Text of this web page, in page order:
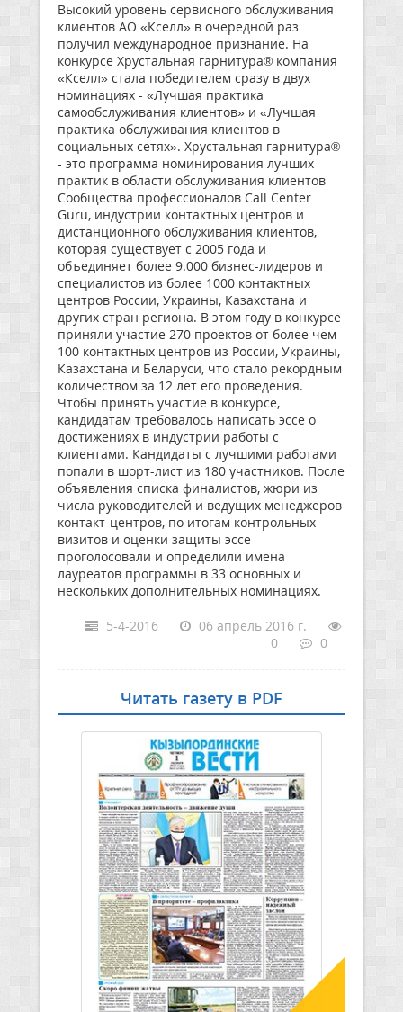
Высокий уровень сервисного обслуживания
клиентов АО «Кселл» в очередной раз
получил международное признание. На
конкурсе Хрустальная гарнитура® компания
«Кселл» стала победителем сразу в двух
номинациях - «Лучшая практика
самообслуживания клиентов» и «Лучшая
практика обслуживания клиентов в
социальных сетях». Хрустальная гарнитура®
- это программа номинирования лучших
практик в области обслуживания клиентов
Сообщества профессионалов Call Center
Guru, индустрии контактных центров и
дистанционного обслуживания клиентов,
которая существует с 2005 года и
объединяет более 9.000 бизнес-лидеров и
специалистов из более 1000 контактных
центров России, Украины, Казахстана и
других стран региона. В этом году в конкурсе
приняли участие 270 проектов от более чем
100 контактных центров из России, Украины,
Казахстана и Беларуси, что стало рекордным
количеством за 12 лет его проведения.
Чтобы принять участие в конкурсе,
кандидатам требовалось написать эссе о
достижениях в индустрии работы c
клиентами. Кандидаты с лучшими работами
попали в шорт-лист из 180 участников. После
объявления списка финалистов, жюри из
числа руководителей и ведущих менеджеров
контакт-центров, по итогам контрольных
визитов и оценки защиты эссе
проголосовали и определили имена
лауреатов программы в 33 основных и
нескольких дополнительных номинациях.
5-4-2016
06 апрель 2016 г.
0
0
Читать газету в PDF